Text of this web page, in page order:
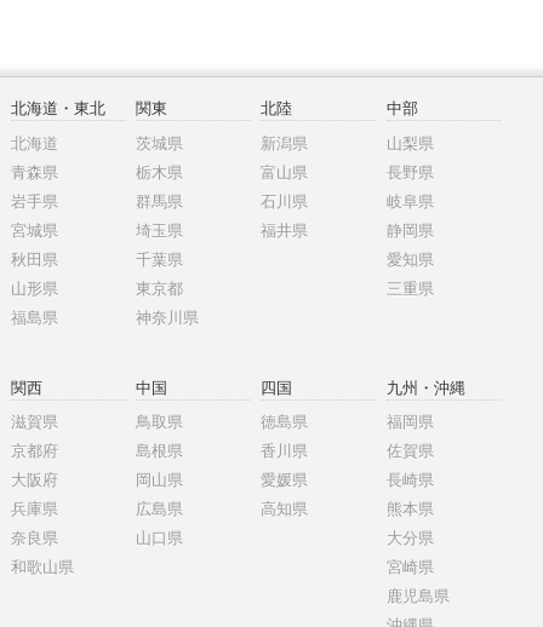
北海道・東北
北海道
青森県
岩手県
宮城県
秋田県
山形県
福島県
関東
茨城県
栃木県
群馬県
埼玉県
千葉県
東京都
神奈川県
北陸
新潟県
富山県
石川県
福井県
中部
山梨県
長野県
岐阜県
静岡県
愛知県
三重県
関西
滋賀県
京都府
大阪府
兵庫県
奈良県
和歌山県
中国
鳥取県
島根県
岡山県
広島県
山口県
四国
徳島県
香川県
愛媛県
高知県
九州・沖縄
福岡県
佐賀県
長崎県
熊本県
大分県
宮崎県
鹿児島県